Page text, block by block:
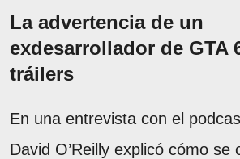
La advertencia de un
exdesarrollador de GTA
tráilers
En una entrevista con el
David O’Reilly explicó cómo se